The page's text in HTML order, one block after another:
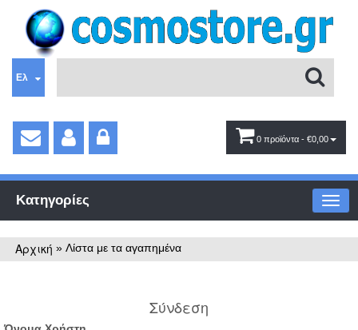
Ελ
0 προϊόντα - €0,00
Κατηγορίες
Αρχική » Λίστα με τα αγαπημένα
Σύνδεση